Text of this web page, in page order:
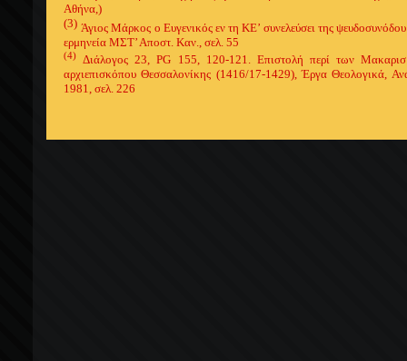
Αθήνα,)
(3) Άγιος Μάρκος ο Ευγενικός εν τη ΚΕ’ συνελεύσει της
ερμηνεία ΜΣΤ’ Αποστ. Καν., σελ. 55
(4) Διάλογος 23, PG 155, 120-121. Επιστολή περί των
αρχιεπισκόπου Θεσσαλονίκης (1416/17-1429), Έργα Θεολογικά,
1981, σελ. 226